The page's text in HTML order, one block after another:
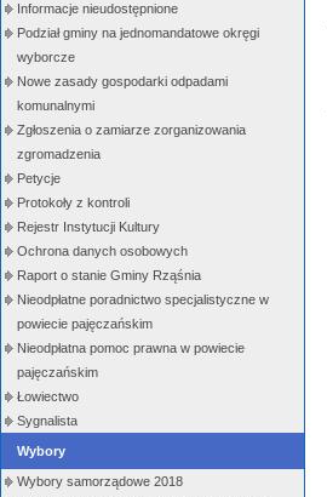
Informacje nieudostępnione
Podział gminy na jednomandatowe okręgi
wyborcze
Nowe zasady gospodarki odpadami
komunalnymi
Zgłoszenia o zamiarze zorganizowania
zgromadzenia
Petycje
Protokoły z kontroli
Rejestr Instytucji Kultury
Ochrona danych osobowych
Raport o stanie Gminy Rząśnia
Nieodpłatne poradnictwo specjalistyczne w
powiecie pajęczańskim
Nieodpłatna pomoc prawna w powiecie
pajęczańskim
Łowiectwo
Sygnalista
Wybory
Wybory samorządowe 2018